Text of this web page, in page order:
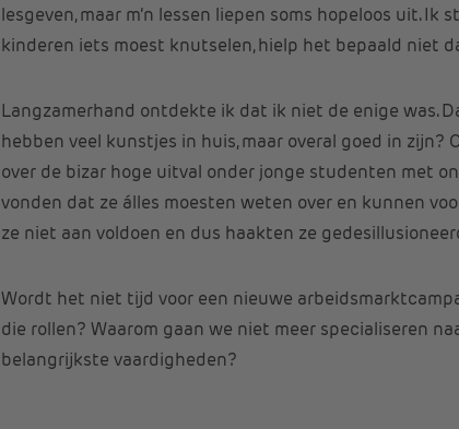
lesgeven, maar m’n lessen liepen soms hopeloos uit.
kinderen iets moest knutselen, hielp het bepaald niet
Langzamerhand ontdekte ik dat ik niet de enige was.
hebben veel kunstjes in huis, maar overal goed in
over de bizar hoge uitval onder jonge studenten met
vonden dat ze álles moesten weten over en kunnen
ze niet aan voldoen en dus haakten ze
Wordt het niet tijd voor een nieuwe
die rollen? Waarom gaan we niet meer specialiseren
belangrijkste vaardigheden?